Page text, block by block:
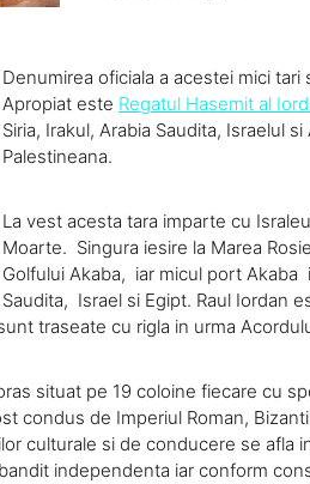
Denumirea oficiala a acestei mici tari
Apropiat este Regatul Hasemit al
Siria, Irakul, Arabia Saudita, Israelul
Palestineana.
La vest acesta tara imparte cu
Moarte. Singura iesire la Marea
Golfului Akaba, iar micul port Akaba
Saudita, Israel si Egipt. Raul Iordan
traseate cu rigla in urma
situat pe 19 coloine fiecare cu
condus de Imperiul Roman,
culturale si de conducere se afla
independenta iar conform